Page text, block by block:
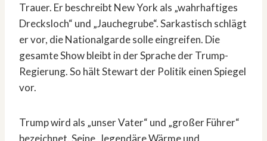
Trauer. Er beschreibt New York als „wahrhaftiges
Drecksloch“ und „Jauchegrube“. Sarkastisch schlägt
er vor, die Nationalgarde solle eingreifen. Die
gesamte Show bleibt in der Sprache der Trump-
Regierung. So hält Stewart der Politik einen Spiegel
vor.
Trump wird als „unser Vater“ und „großer Führer“
bezeichnet. Seine „legendäre Wärme und